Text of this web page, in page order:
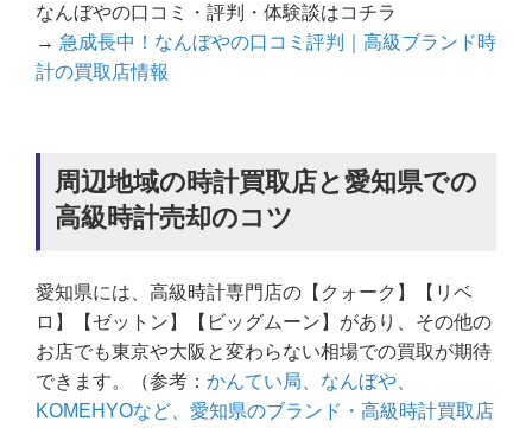
なんぼやの口コミ・評判・体験談はコチラ
→ 急成長中！なんぼやの口コミ評判｜高級ブランド時
計の買取店情報
周辺地域の時計買取店と愛知県での
高級時計売却のコツ
愛知県には、高級時計専門店の【クォーク】【リベ
ロ】【ゼットン】【ビッグムーン】があり、その他の
お店でも東京や大阪と変わらない相場での買取が期待
できます。（参考： かんてい局、なんぼや、
KOMEHYOなど、愛知県のブランド・高級時計買取店